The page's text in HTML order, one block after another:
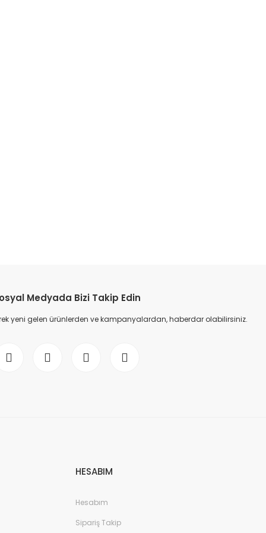
Medyada Bizi Takip Edin
yeni gelen ürünlerden ve kampanyalardan, haberdar olabilirsiniz.
HESABIM
Hesabım
Sipariş Takip